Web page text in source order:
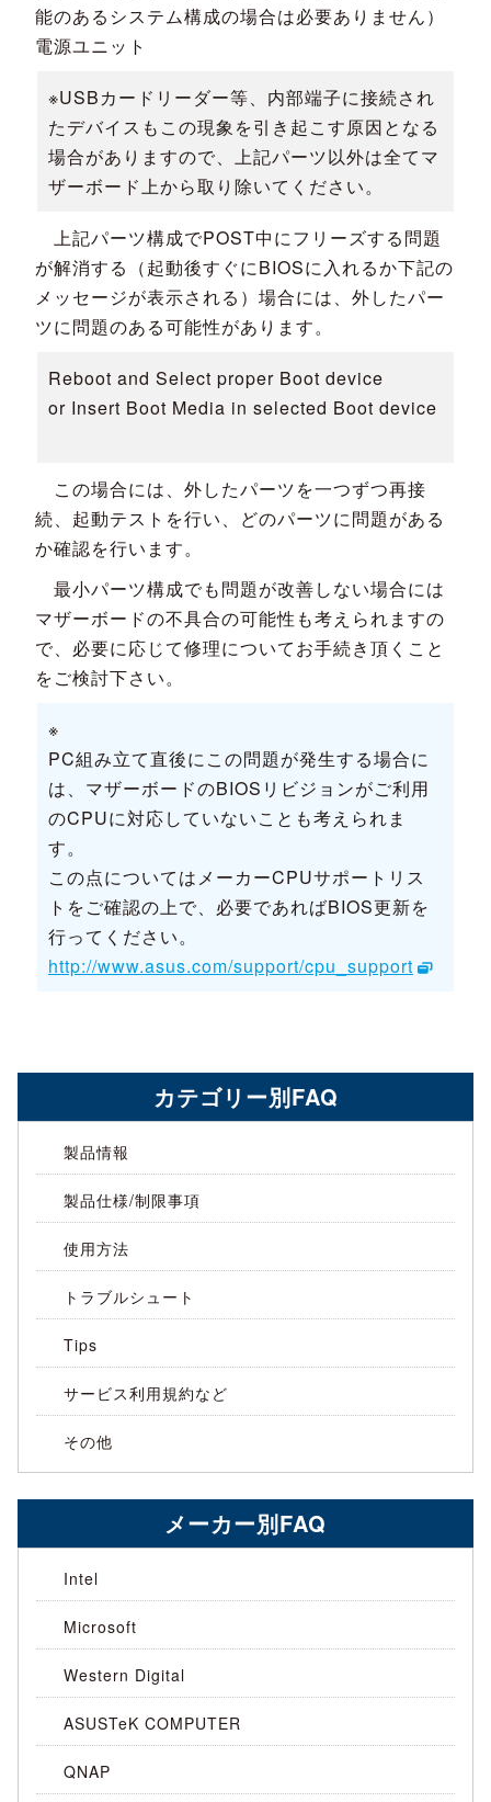
能のあるシステム構成の場合は必要ありません）
電源ユニット
※USBカードリーダー等、内部端子に接続され
たデバイスもこの現象を引き起こす原因となる
場合がありますので、上記パーツ以外は全てマ
ザーボード上から取り除いてください。
上記パーツ構成でPOST中にフリーズする問題
が解消する（起動後すぐにBIOSに入れるか下記の
メッセージが表示される）場合には、外したパー
ツに問題のある可能性があります。
Reboot and Select proper Boot device
or Insert Boot Media in selected Boot device
この場合には、外したパーツを一つずつ再接
続、起動テストを行い、どのパーツに問題がある
か確認を行います。
最小パーツ構成でも問題が改善しない場合には
マザーボードの不具合の可能性も考えられますの
で、必要に応じて修理についてお手続き頂くこと
をご検討下さい。
※
PC組み立て直後にこの問題が発生する場合に
は、マザーボードのBIOSリビジョンがご利用
のCPUに対応していないことも考えられま
す。
この点についてはメーカーCPUサポートリス
トをご確認の上で、必要であればBIOS更新を
行ってください。
http://www.asus.com/support/cpu_support
カテゴリー別FAQ
製品情報
製品仕様/制限事項
使用方法
トラブルシュート
Tips
サービス利用規約など
その他
メーカー別FAQ
Intel
Microsoft
Western Digital
ASUSTeK COMPUTER
QNAP